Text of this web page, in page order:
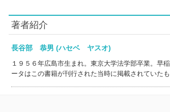
著者紹介
長谷部 恭男 (ハセベ ヤスオ)
１９５６年広島市生まれ。東京大学法学部卒業。早
ータはこの書籍が刊行された当時に掲載されていたも